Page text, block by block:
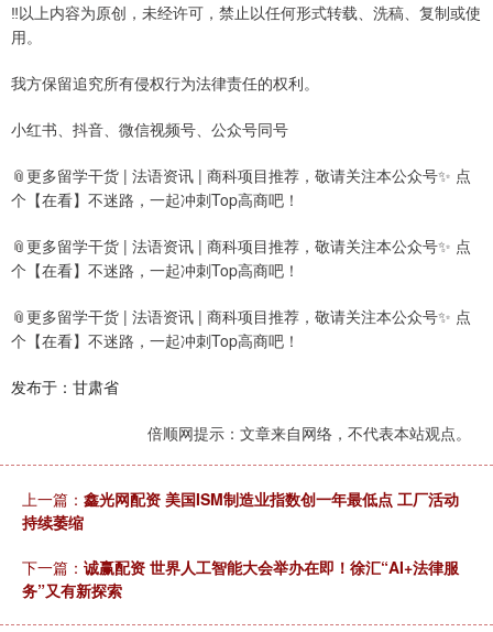
‼️以上内容为原创，未经许可，禁止以任何形式转载、洗稿、复制或使
用。
我方保留追究所有侵权行为法律责任的权利。
小红书、抖音、微信视频号、公众号同号
📎更多留学干货 | 法语资讯 | 商科项目推荐，敬请关注本公众号✨ 点
个【在看】不迷路，一起冲刺Top高商吧！
📎更多留学干货 | 法语资讯 | 商科项目推荐，敬请关注本公众号✨ 点
个【在看】不迷路，一起冲刺Top高商吧！
📎更多留学干货 | 法语资讯 | 商科项目推荐，敬请关注本公众号✨ 点
个【在看】不迷路，一起冲刺Top高商吧！
发布于：甘肃省
倍顺网提示：文章来自网络，不代表本站观点。
上一篇： 鑫光网配资 美国ISM制造业指数创一年最低点 工厂活动
持续萎缩
下一篇： 诚赢配资 世界人工智能大会举办在即！徐汇“AI+法律服
务”又有新探索